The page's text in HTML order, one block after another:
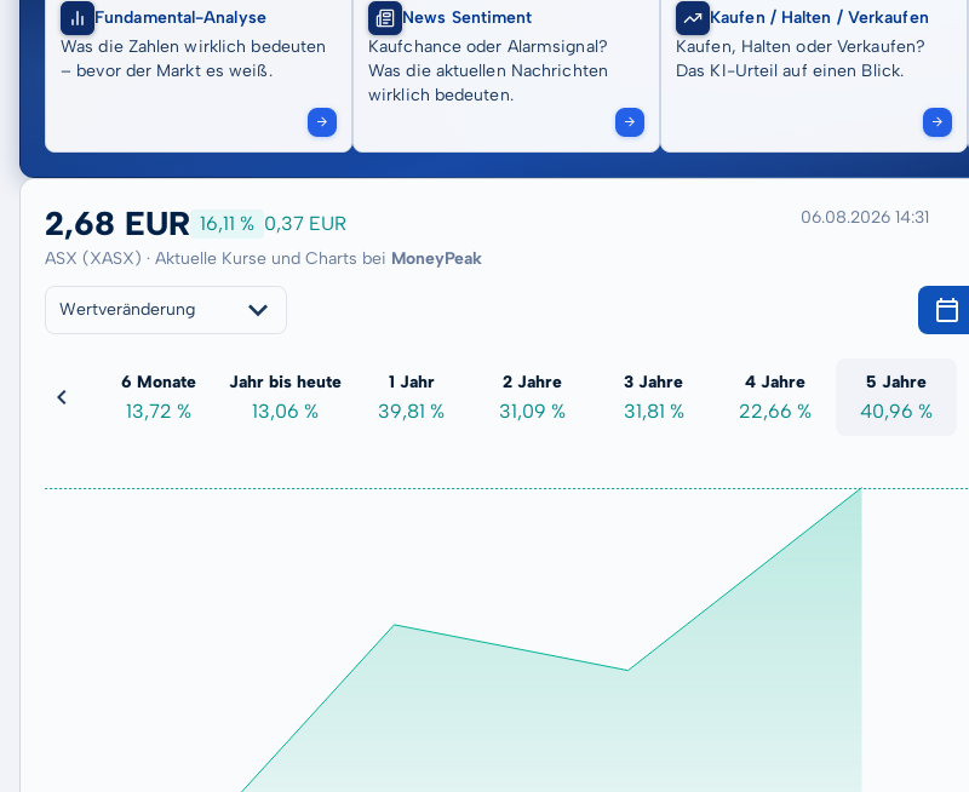
Fundamental-Analyse
Was die Zahlen wirklich bedeuten
– bevor der Markt es weiß.
News Sentiment
Kaufchance oder Alarmsignal?
Was die aktuellen Nachrichten
wirklich bedeuten.
Kaufen / Halten / Verkaufen
Kaufen, Halten oder Verkaufen?
Das KI-Urteil auf einen Blick.
2,68 EUR 16,11 % 0,37 EUR
ASX (XASX) · Aktuelle Kurse und Charts bei MoneyPeak
06.08.2026 14:31
Wertveränderung
17,14 %
6 Monate
13,72 %
Jahr bis heute
13,06 %
1 Jahr
39,81 %
2 Jahre
31,09 %
3 Jahre
31,81 %
4 Jahre
22,66 %
5 Jahre
40,96 %